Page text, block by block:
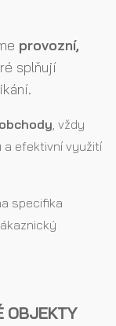
provozní,
splňují
, vždy
a efektivní využití
specifika
OBJEKTY